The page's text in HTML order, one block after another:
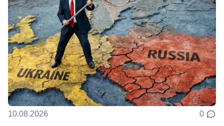
10.08.2026 0